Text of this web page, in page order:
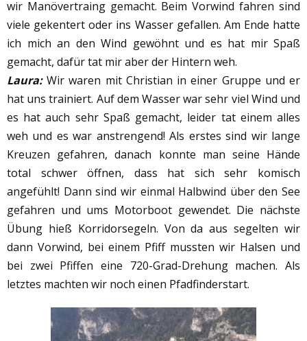
wir Manövertraing gemacht. Beim Vorwind fahren sind
viele gekentert oder ins Wasser gefallen. Am Ende hatte
ich mich an den Wind gewöhnt und es hat mir Spaß
gemacht, dafür tat mir aber der Hintern weh.
Laura:Wir waren mit Christian in einer Gruppe und er
hat uns trainiert. Auf dem Wasser war sehr viel Wind und
es hat auch sehr Spaß gemacht, leider tat einem alles
weh und es war anstrengend! Als erstes sind wir lange
Kreuzen gefahren, danach konnte man seine Hände
total schwer öffnen, dass hat sich sehr komisch
angefühlt! Dann sind wir einmal Halbwind über den See
gefahren und ums Motorboot gewendet. Die nächste
Übung hieß Korridorsegeln. Von da aus segelten wir
dann Vorwind, bei einem Pfiff mussten wir Halsen und
bei zwei Pfiffen eine 720-Grad-Drehung machen. Als
letztes machten wir noch einen Pfadfinderstart.